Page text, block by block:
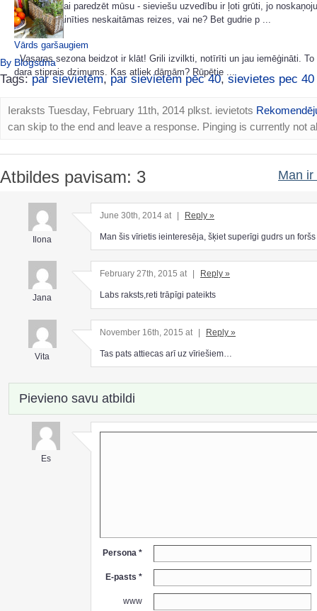
Prognozēt vai paredzēt mūsu - sieviešu uzvedību ir ļoti grūti, jo
laikā var mainīties neskaitāmas reizes, vai ne? Bet gudrie p ...
Vārds garšaugiem
Vasaras sezona beidzot ir klāt! Grili izvilkti, notīrīti un jau iemēģināti. To
dara stiprais dzimums. Kas atliek dāmām? Rūpētie ...
By Blogsdna
Tags:par sievietēm, par sievietēm pēc 40,sievietes pec 40
Ieraksts Tuesday, February 11th, 2014 plkst. ievietots
can skip to the end and leave a response. Pinging is currently not
Atbildes pavisam: 3 Man ir
Ilona
June 30th, 2014 at | Reply »
Man šis vīrietis ieinteresēja, šķiet superīgi gudrs un
Jana
February 27th, 2015 at Reply »
Labs raksts,reti trāpīgi pateikts
Vita
November 16th, 2015 at | Reply »
Tas pats attiecas arī uz vīriešiem…
Pievieno savu atbildi
Es
Persona *
E-pasts *
www